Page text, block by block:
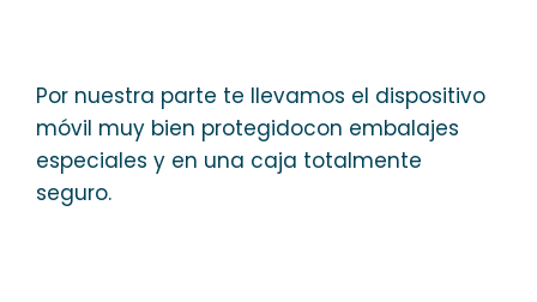
Por nuestra parte te llevamos el dispositivo
móvil muy bien protegidocon embalajes
especiales y en una caja totalmente
seguro.